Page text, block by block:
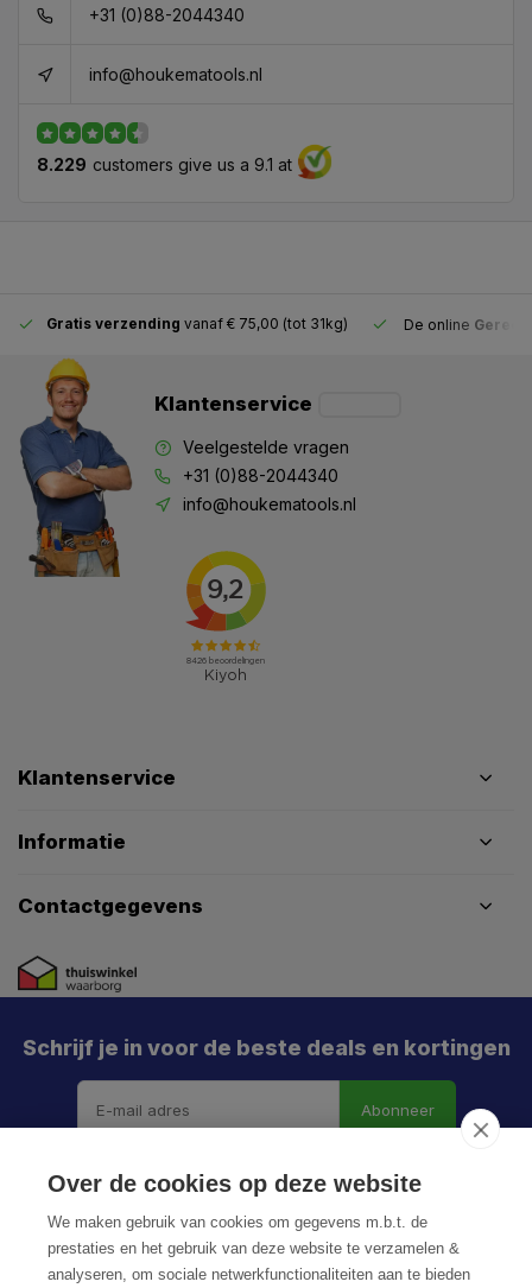
+31 (0)88-2044340
info@houkematools.nl
8.229 customers give us a 9.1 at
Gratis verzending vanaf € 75,00 (tot 31kg) De online
Klantenservice
Veelgestelde vragen
+31 (0)88-2044340
info@houkematools.nl
Klantenservice
Informatie
Contactgegevens
Schrijf je in voor de beste deals en kortingen
Abonneer
Over de cookies op deze website
We maken gebruik van cookies om gegevens m.b.t. de
prestaties en het gebruik van deze website te verzamelen &
analyseren, om sociale netwerkfunctionaliteiten aan te bieden
Meld je aan en mis geen enkele actie, aanbieding
of nieuwe deal meer. Én je krijgt direct €5 korting!